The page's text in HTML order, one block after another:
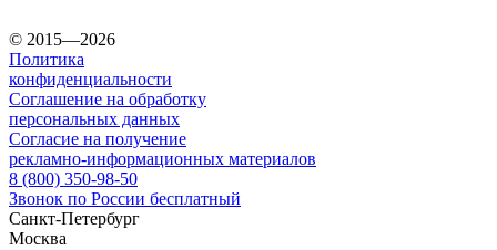
© 2015—2026
Политика
конфиденциальности
Соглашение на обработку
персональных данных
Согласие на получение
рекламно-информационных материалов
8 (800) 350-98-50
Звонок по России бесплатный
Санкт-Петербург
Москва